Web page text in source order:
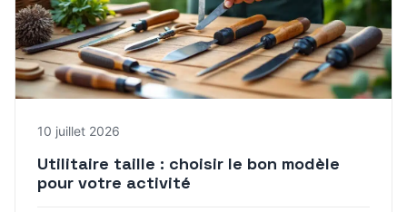
10 juillet 2026
Utilitaire taille : choisir le bon modèle
pour votre activité